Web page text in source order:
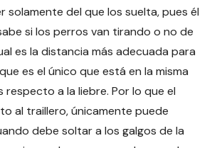
solamente del que los suelta, pues él
si los perros van tirando o no de
es la distancia más adecuada para
es el único que está en la misma
respecto a la liebre. Por lo que el
al traillero, únicamente puede
debe soltar a los galgos de la